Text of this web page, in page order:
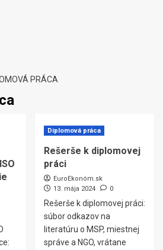
PRÁCA
Diplomová práca
Rešerše k diplomovej
práci
EuroEkonóm.sk
13. mája 2024
0
Rešerše k diplomovej práci:
súbor odkazov na
literatúru o MSP, miestnej
správe a NGO, vrátane